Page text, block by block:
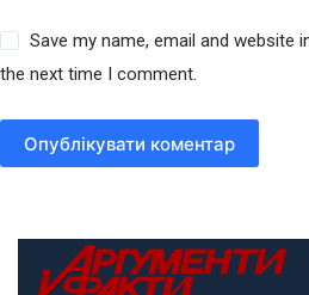
Save my name, email and website
the next time I comment.
Опублікувати коментар